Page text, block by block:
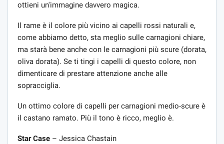
ottieni un'immagine davvero magica.
Il rame è il colore più vicino ai capelli rossi naturali e,
come abbiamo detto, sta meglio sulle carnagioni chiare,
ma starà bene anche con le carnagioni più scure (dorata,
oliva dorata). Se ti tingi i capelli di questo colore, non
dimenticare di prestare attenzione anche alle
sopracciglia.
Un ottimo colore di capelli per carnagioni medio-scure è
il castano ramato. Più il tono è ricco, meglio è.
Star Case – Jessica Chastain